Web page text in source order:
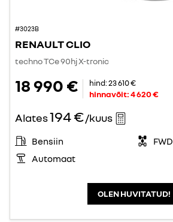
#3023B
RENAULT CLIO
techno TCe 90hj X-tronic
18 990 € hind:23 610 €
hinnavõit:4 620 €
Alates194 €/kuus
Bensiin
FWD
Automaat
OLEN HUVITATUD!